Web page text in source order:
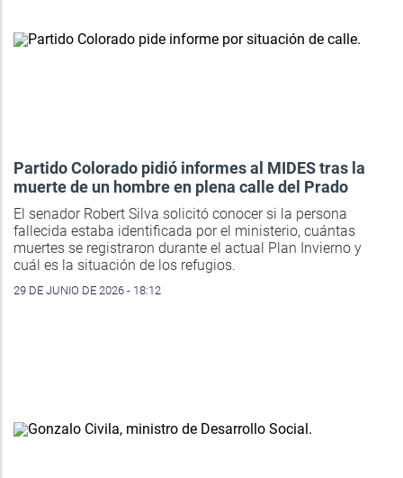
Partido Colorado pidió informes al MIDES tras la
muerte de un hombre en plena calle del Prado
El senador Robert Silva solicitó conocer si la persona
fallecida estaba identificada por el ministerio, cuántas
muertes se registraron durante el actual Plan Invierno y
cuál es la situación de los refugios.
29 DE JUNIO DE 2026 - 18:12